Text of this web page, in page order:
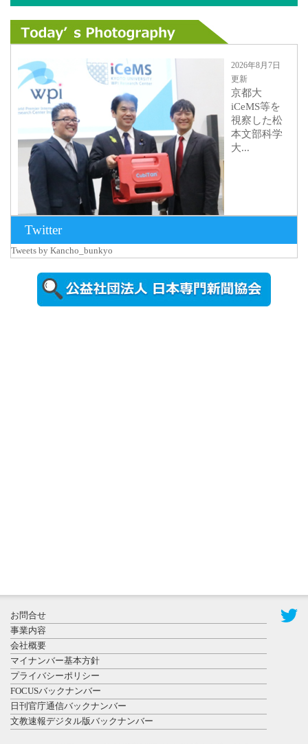
2026年8月7日
更新
京都大
iCeMS等を
視察した松
本文部科学
大...
2026年8月5日
更新
農工大で大
登録有形文
化財となっ
た東北大植
物園八...
Twitter
Tweets by Kancho_bunkyo
お問合せ
事業内容
会社概要
マイナンバー基本方針
プライバシーポリシー
FOCUSバックナンバー
日刊官庁通信バックナンバー
文教速報デジタル版バックナンバー